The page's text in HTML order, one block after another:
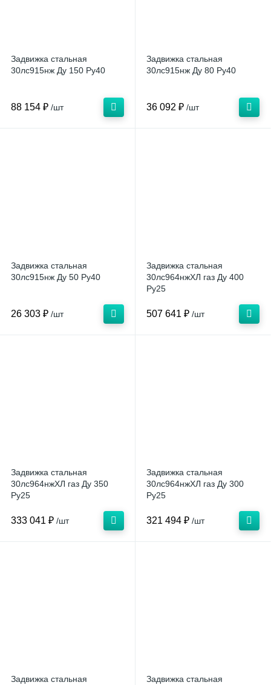
Задвижка стальная
30лс915нж Ду 150 Ру40
88 154 ₽ /шт
Задвижка стальная
30лс915нж Ду 80 Ру40
36 092 ₽ /шт
Задвижка стальная
30лс915нж Ду 50 Ру40
26 303 ₽ /шт
Задвижка стальная
30лс964нжХЛ газ Ду 400
Ру25
507 641 ₽ /шт
Задвижка стальная
30лс964нжХЛ газ Ду 350
Ру25
333 041 ₽ /шт
Задвижка стальная
30лс964нжХЛ газ Ду 300
Ру25
321 494 ₽ /шт
Задвижка стальная
Задвижка стальная